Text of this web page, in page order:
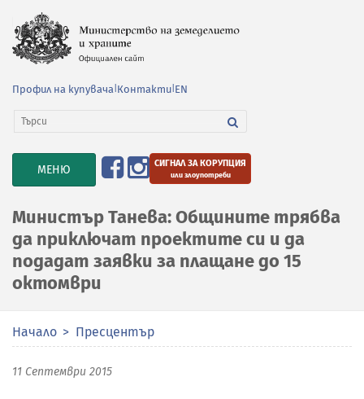
Профил на купувача Контакти EN
TOGGLE
NAVIGATION
МЕНЮ СИГНАЛ ЗА КОРУПЦИЯ
или злоупотреби
Министър Танева: Общините трябва
да приключат проектите си и да
подадат заявки за плащане до 15
октомври
Начало Пресцентър
11 Септември 2015